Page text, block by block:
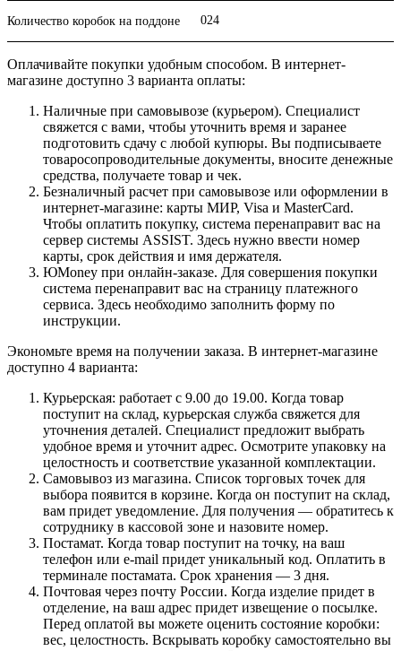
Количество коробок на поддоне 024
Оплачивайте покупки удобным способом. В интернет-
магазине доступно 3 варианта оплаты:
Наличные при самовывозе (курьером). Специалист
свяжется с вами, чтобы уточнить время и заранее
подготовить сдачу с любой купюры. Вы подписываете
товаросопроводительные документы, вносите денежные
средства, получаете товар и чек.
Безналичный расчет при самовывозе или оформлении в
интернет-магазине: карты МИР, Visa и MasterCard.
Чтобы оплатить покупку, система перенаправит вас на
сервер системы ASSIST. Здесь нужно ввести номер
карты, срок действия и имя держателя.
ЮMoney при онлайн-заказе. Для совершения покупки
система перенаправит вас на страницу платежного
сервиса. Здесь необходимо заполнить форму по
инструкции.
Экономьте время на получении заказа. В интернет-магазине
доступно 4 варианта:
Курьерская: работает с 9.00 до 19.00. Когда товар
поступит на склад, курьерская служба свяжется для
уточнения деталей. Специалист предложит выбрать
удобное время и уточнит адрес. Осмотрите упаковку на
целостность и соответствие указанной комплектации.
Самовывоз из магазина. Список торговых точек для
выбора появится в корзине. Когда он поступит на склад,
вам придет уведомление. Для получения — обратитесь к
сотруднику в кассовой зоне и назовите номер.
Постамат. Когда товар поступит на точку, на ваш
телефон или e-mail придет уникальный код. Оплатить в
терминале постамата. Срок хранения — 3 дня.
Почтовая через почту России. Когда изделие придет в
отделение, на ваш адрес придет извещение о посылке.
Перед оплатой вы можете оценить состояние коробки:
вес, целостность. Вскрывать коробку самостоятельно вы